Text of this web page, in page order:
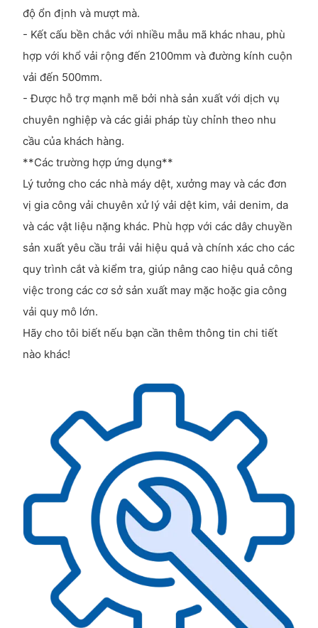
độ ổn định và mượt mà.
- Kết cấu bền chắc với nhiều mẫu mã khác nhau, phù
hợp với khổ vải rộng đến 2100mm và đường kính cuộn
vải đến 500mm.
- Được hỗ trợ mạnh mẽ bởi nhà sản xuất với dịch vụ
chuyên nghiệp và các giải pháp tùy chỉnh theo nhu
cầu của khách hàng.
**Các trường hợp ứng dụng**
Lý tưởng cho các nhà máy dệt, xưởng may và các đơn
vị gia công vải chuyên xử lý vải dệt kim, vải denim, da
và các vật liệu nặng khác. Phù hợp với các dây chuyền
sản xuất yêu cầu trải vải hiệu quả và chính xác cho các
quy trình cắt và kiểm tra, giúp nâng cao hiệu quả công
việc trong các cơ sở sản xuất may mặc hoặc gia công
vải quy mô lớn.
Hãy cho tôi biết nếu bạn cần thêm thông tin chi tiết
nào khác!